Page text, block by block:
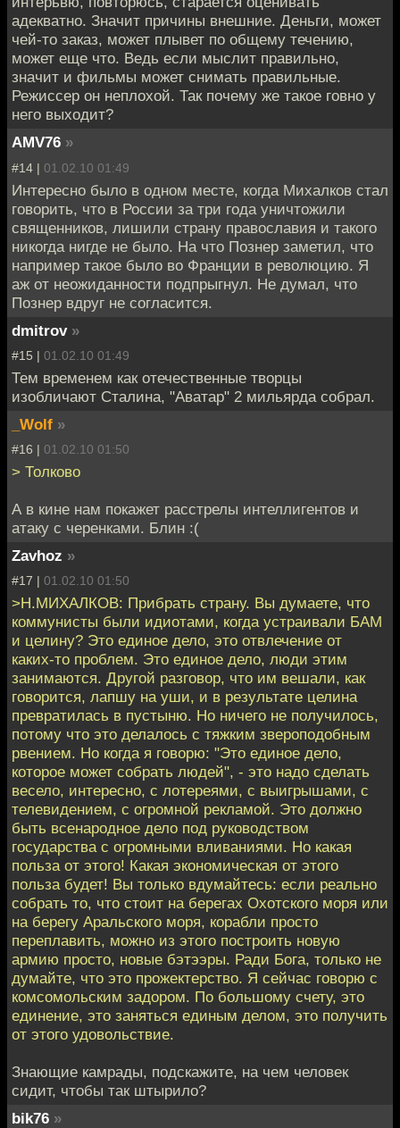
адекватно. Значит причины внешние. Деньги, может
чей-то заказ, может плывет по общему течению,
может еще что. Ведь если мыслит правильно,
значит и фильмы может снимать правильные.
Режиссер он неплохой. Так почему же такое говно у
него выходит?
AMV76 »
#14 | 01.02.10 01:49
Интересно было в одном месте, когда Михалков стал
говорить, что в России за три года уничтожили
священников, лишили страну православия и такого
никогда нигде не было. На что Познер заметил, что
например такое было во Франции в революцию. Я
аж от неожиданности подпрыгнул. Не думал, что
Познер вдруг не согласится.
dmitrov »
#15 | 01.02.10 01:49
Тем временем как отечественные творцы
изобличают Сталина, "Аватар" 2 мильярда собрал.
_Wolf »
#16 | 01.02.10 01:50
> Толково
А в кине нам покажет расстрелы интеллигентов и
атаку с черенками. Блин :(
Zavhoz »
#17 | 01.02.10 01:50
>Н.МИХАЛКОВ: Прибрать страну. Вы думаете, что
коммунисты были идиотами, когда устраивали БАМ
и целину? Это единое дело, это отвлечение от
каких-то проблем. Это единое дело, люди этим
занимаются. Другой разговор, что им вешали, как
говорится, лапшу на уши, и в результате целина
превратилась в пустыню. Но ничего не получилось,
потому что это делалось с тяжким звероподобным
рвением. Но когда я говорю: "Это единое дело,
которое может собрать людей", - это надо сделать
весело, интересно, с лотереями, с выигрышами, с
телевидением, с огромной рекламой. Это должно
быть всенародное дело под руководством
государства с огромными вливаниями. Но какая
польза от этого! Какая экономическая от этого
польза будет! Вы только вдумайтесь: если реально
собрать то, что стоит на берегах Охотского моря или
на берегу Аральского моря, корабли просто
переплавить, можно из этого построить новую
армию просто, новые бэтээры. Ради Бога, только не
думайте, что это прожектерство. Я сейчас говорю с
комсомольским задором. По большому счету, это
единение, это заняться единым делом, это получить
от этого удовольствие.
Знающие камрады, подскажите, на чем человек
сидит, чтобы так штырило?
bik76 »